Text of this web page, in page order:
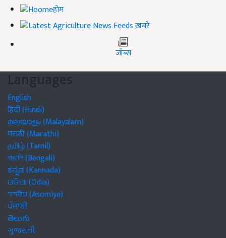
होम
ख़बरें
जॉब्स
Languages
English
हिंदी (Hindi)
മലയാളം (Malayalam)
मराठी (Marathi)
தமிழ் (Tamil)
বাঙালি (Bengali)
ಕನ್ನಡ (Kannada)
ଓଡିଆ (Odia)
অসমীয়া (Asomiya)
ਪੰਜਾਬੀ
తెలుగు
ગુજરાતી